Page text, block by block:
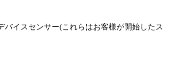
イスセンサー(これらはお客様が開始したス